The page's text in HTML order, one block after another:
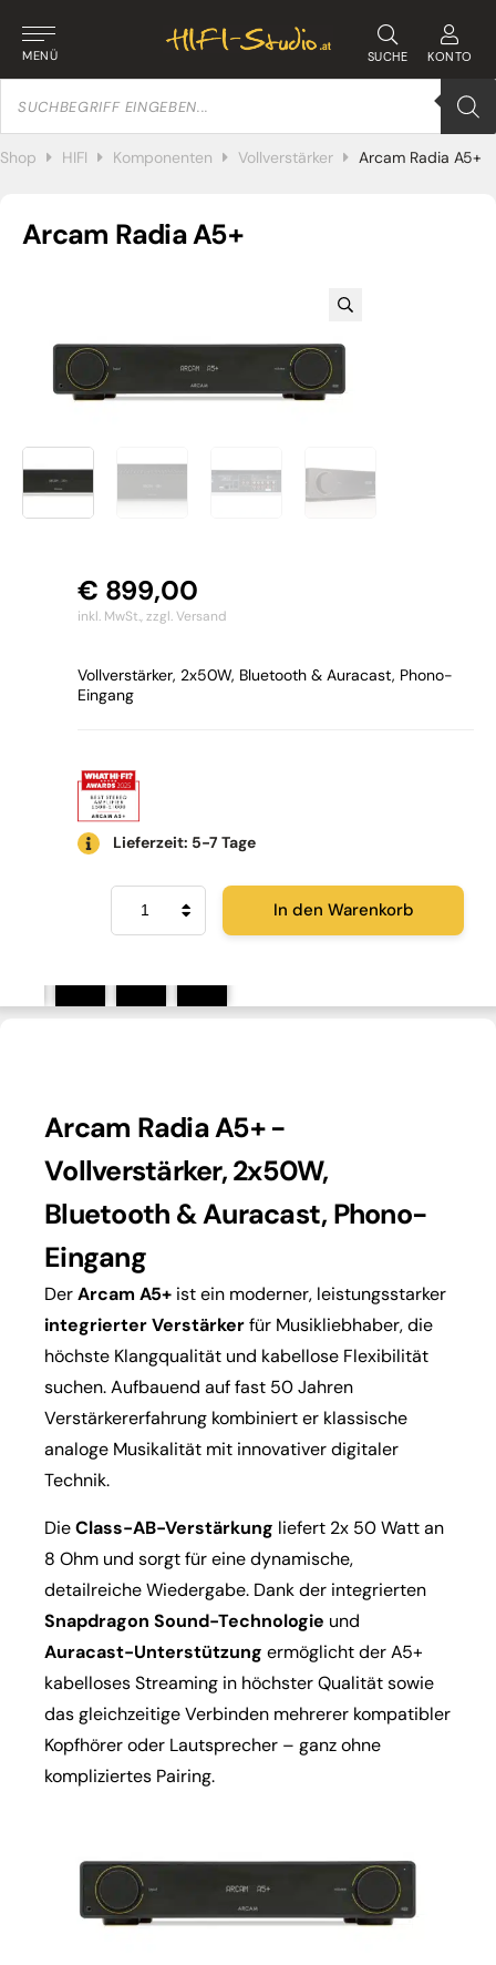
MENÜ SUCHE KONTO
Products
search
Shop HIFI Komponenten Vollverstärker Arcam Radia A5+
Arcam Radia A5+
€ 899,00
inkl. MwSt.,zzgl. Versand
Vollverstärker, 2x50W, Bluetooth & Auracast, Phono-
Eingang
Lieferzeit: 5-7 Tage
Arcam
Radia
A5+
In den Warenkorb
Arcam Radia A5+ -
Vollverstärker, 2x50W,
Bluetooth & Auracast, Phono-
Eingang
DerArcam A5+ ist ein moderner, leistungsstarker
integrierter Verstärkerfür Musikliebhaber, die
höchste Klangqualität und kabellose Flexibilität
suchen. Aufbauend auf fast 50 Jahren
Verstärkererfahrung kombiniert er klassische
analoge Musikalität mit innovativer digitaler
Technik.
DieClass-AB-Verstärkung liefert 2x 50 Watt an
8 Ohm und sorgt für eine dynamische,
detailreiche Wiedergabe. Dank der integrierten
Snapdragon Sound-Technologie und
Auracast-Unterstützung ermöglicht der A5+
kabelloses Streaming in höchster Qualität sowie
das gleichzeitige Verbinden mehrerer kompatibler
Kopfhörer oder Lautsprecher – ganz ohne
kompliziertes Pairing.